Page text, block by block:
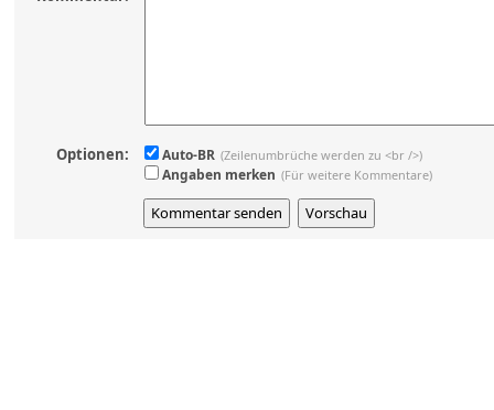
Optionen: Auto-BR (Zeilenumbrüche werden zu <br />)
Angaben merken (Für weitere Kommentare)